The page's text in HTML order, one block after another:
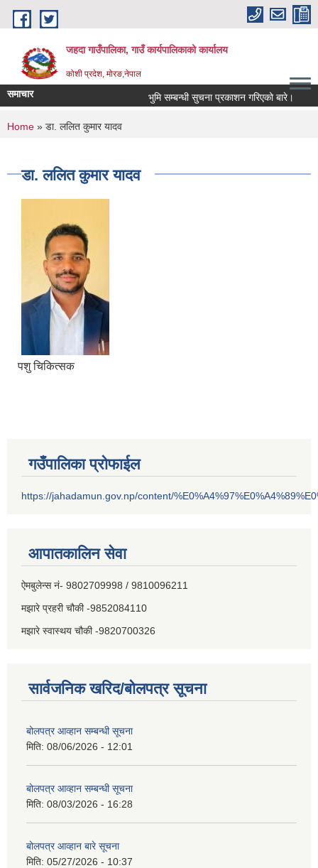
Skip to main content
जहदा गाउँपालिका, गाउँ कार्यपालिकाको कार्यालय
कोशी प्रदेश, मोरङ,नेपाल
समाचार भुमि सम्बन्धी सुचना प्रकाशन गरिएको बारे।
You are here
Home » डा. ललित कुमार यादव
डा. ललित कुमार यादव
पशु चिकित्सक
गउँपालिका प्रोफाईल
https://jahadamun.gov.np/content/
आपातकालिन सेवा
ऐमबुलेन्स नं- 9802709998 / 9810096211
मझारे प्रहरी चौकी -9852084110
मझारे स्वास्थय चौकी -9820700326
सार्वजनिक खरिद/बोलपत्र सूचना
बोलपत्र आव्हान सम्बन्धी सूचना
मिति: 08/06/2026 - 12:01
बोलपत्र आव्हान सम्बन्धी सूचना
मिति: 08/03/2026 - 16:28
बोलपत्र आव्हान बारे सूचना
मिति: 05/27/2026 - 10:37